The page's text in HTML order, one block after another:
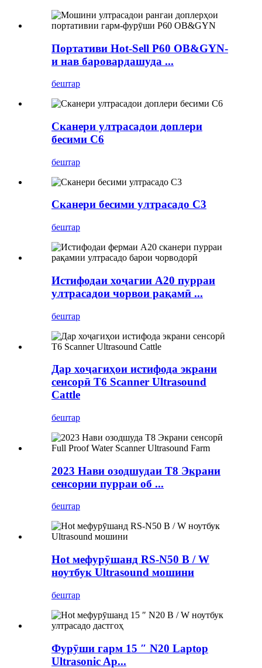
Портативи Hot-Sell P60 OB&GYN-
и нав баровардашуда ...
бештар
Сканери ултрасадои доплери
бесими C6
бештар
Сканери бесими ултрасадо C3
бештар
Истифодаи хоҷагии A20 пурраи
ултрасадои чорвои рақамӣ ...
бештар
Дар хоҷагиҳои истифода экрани
сенсорӣ T6 Scanner Ultrasound
Cattle
бештар
2023 Нави озодшудаи T8 Экрани
сенсории пурраи об ...
бештар
Hot мефурӯшанд RS-N50 ​​B / W
ноутбук Ultrasound мошини
бештар
Фурӯши гарм 15 ″ N20 Laptop
Ultrasonic Ap...